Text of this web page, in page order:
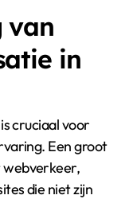
van
in
cruciaal voor
Een groot
webverkeer,
die niet zijn